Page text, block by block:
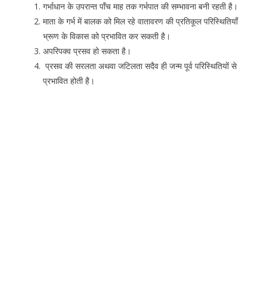
गर्भाधान के उपरान्त पाँच माह तक गर्भपात की सम्भावना बनी रहती है।
माता के गर्भ में बालक को मिल रहे वातावरण की प्रतिकूल परिस्थितियाँ
भ्रूण के विकास को प्रभावित कर सकती है।
अपरिपक्व प्रसव हो सकता है।
प्रसव की सरलता अथवा जटिलता सदैव ही जन्म पूर्व परिस्थितियों से
प्रभावित होती है।